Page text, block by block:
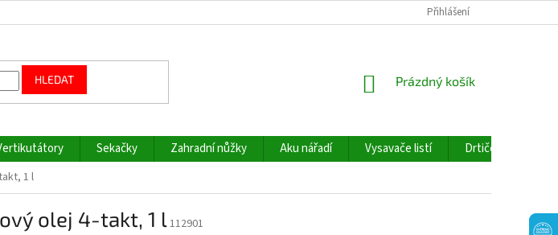
Přihlášení
HLEDAT
NÁKUPNÍ
Prázdný košík
Sekačky Zahradní nůžky Aku nářadí Vysavače listí Drtiče větví
1 l
olej 4-takt, 1 l112901